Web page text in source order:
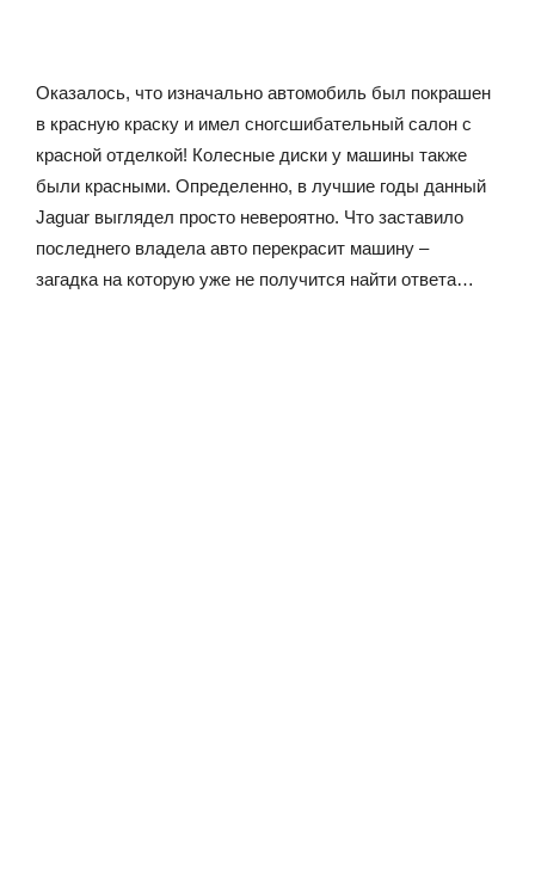
Оказалось, что изначально автомобиль был покрашен
в красную краску и имел сногсшибательный салон с
красной отделкой! Колесные диски у машины также
были красными. Определенно, в лучшие годы данный
Jaguar выглядел просто невероятно. Что заставило
последнего владела авто перекрасит машину –
загадка на которую уже не получится найти ответа…